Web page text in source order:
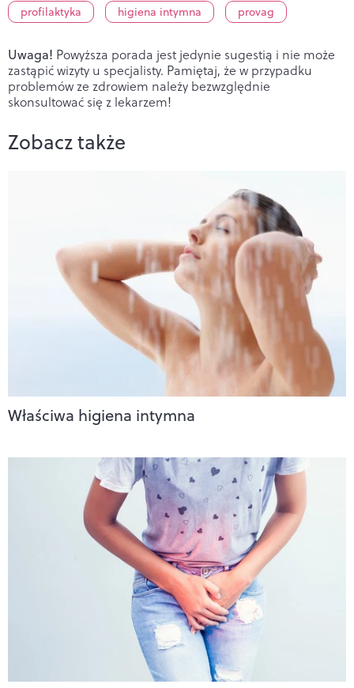
profilaktyka higiena intymna provag
Uwaga! Powyższa porada jest jedynie sugestią i nie może
zastąpić wizyty u specjalisty. Pamiętaj, że w przypadku
problemów ze zdrowiem należy bezwzględnie
skonsultować się z lekarzem!
Zobacz także
Właściwa higiena intymna